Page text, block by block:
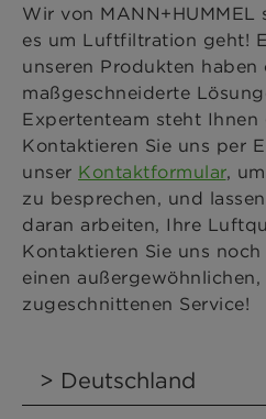
Wir von MANN+HUMMEL
es um Luftfiltration geht!
unseren Produkten haben
maßgeschneiderte
Expertenteam steht
Kontaktieren Sie uns per
unser Kontaktformular,
zu besprechen, und
daran arbeiten, Ihre
Kontaktieren Sie uns
einen
zugeschnittenen Service!